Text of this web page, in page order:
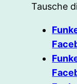
Tausche